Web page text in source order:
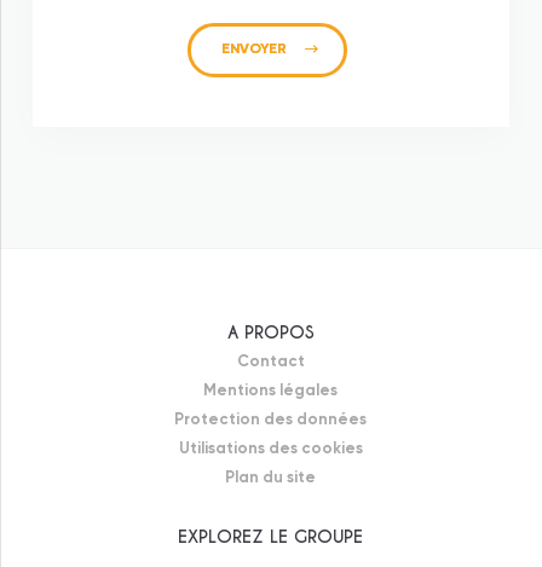
ENVOYER
A PROPOS
Contact
Mentions légales
Protection des données
Utilisations des cookies
Plan du site
EXPLOREZ LE GROUPE
Federaly Construction